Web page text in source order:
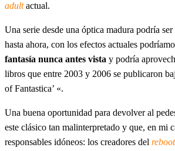
adultactual.
Una serie desde una óptica madura podría
hasta ahora, con los efectos actuales
fantasía nunca antes vista y podría
libros que entre 2003 y 2006 se publicaron
of Fantastica’ «.
Una buena oportunidad para devolver al
este clásico tan malinterpretado y que, en mi
responsables idóneos: los creadores del reboot